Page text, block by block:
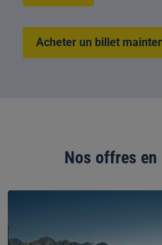
Acheter un billet
Nos offres en
Bahn